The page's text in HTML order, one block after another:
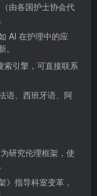
由各国护士协会代
AI 在护理中的应
索引擎，可直接联系
语、西班牙语、阿
研究伦理框架，使
》指导科室变革，